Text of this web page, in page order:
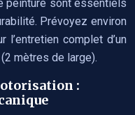
peinture sont essentiels
Prévoyez environ
complet d’un
mètres de large).
: